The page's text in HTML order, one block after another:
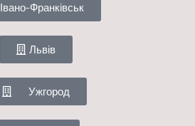
Івано-Франківськ
Львів
Ужгород